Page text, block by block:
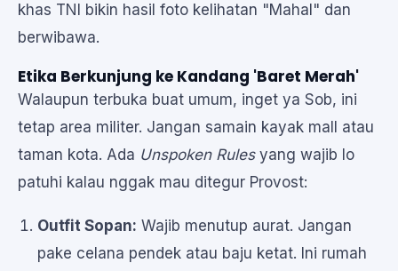
khas TNI bikin hasil foto kelihatan "Mahal" dan
berwibawa.
Etika Berkunjung ke Kandang 'Baret Merah'
Walaupun terbuka buat umum, inget ya Sob, ini
tetap area militer. Jangan samain kayak mall atau
taman kota. Ada Unspoken Rulesyang wajib lo
patuhi kalau nggak mau ditegur Provost:
Outfit Sopan: Wajib menutup aurat. Jangan
pake celana pendek atau baju ketat. Ini rumah